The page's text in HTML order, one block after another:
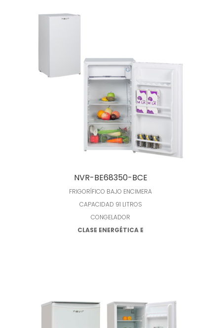
NVR-BE68350-BCE
FRIGORÍFICO BAJO ENCIMERA
CAPACIDAD 91 LITROS
CONGELADOR
CLASE ENERGÉTICA E